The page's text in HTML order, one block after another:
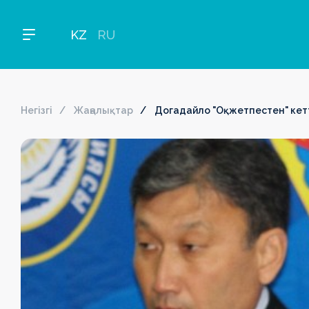
KZ RU
Негізгі Жаңалықтар Догадайло "Оқжетпестен"